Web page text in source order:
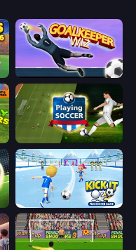
Goalkeeper Wiz
Playing Soccer
Kick It – Fun Soccer Game